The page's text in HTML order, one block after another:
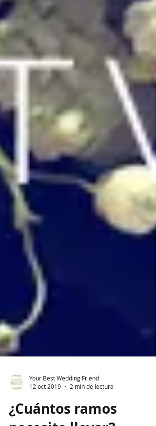
Your Best Wedding Friend
12 oct 2019
2 min de lectura